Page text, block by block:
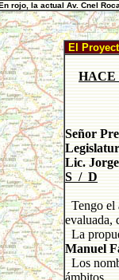
rojo, la actual Av. Cnel
El
HACE
Señor
Lic.
S / D
Tengo el
evaluada,
La
Manuel
Los
ámbitos.